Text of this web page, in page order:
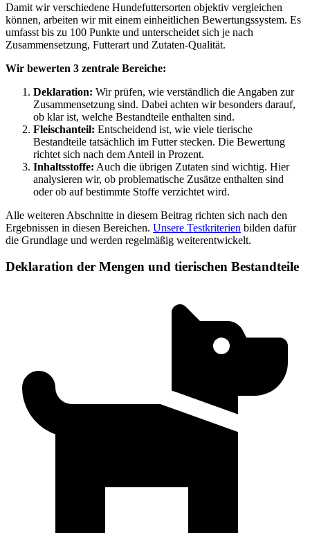
Damit wir verschiedene Hundefuttersorten objektiv vergleichen
können, arbeiten wir mit einem einheitlichen Bewertungssystem. Es
umfasst bis zu 100 Punkte und unterscheidet sich je nach
Zusammensetzung, Futterart und Zutaten-Qualität.
Wir bewerten 3 zentrale Bereiche:
Deklaration: Wir prüfen, wie verständlich die Angaben zur
Zusammensetzung sind. Dabei achten wir besonders darauf,
ob klar ist, welche Bestandteile enthalten sind.
Fleischanteil: Entscheidend ist, wie viele tierische
Bestandteile tatsächlich im Futter stecken. Die Bewertung
richtet sich nach dem Anteil in Prozent.
Inhaltsstoffe: Auch die übrigen Zutaten sind wichtig. Hier
analysieren wir, ob problematische Zusätze enthalten sind
oder ob auf bestimmte Stoffe verzichtet wird.
Alle weiteren Abschnitte in diesem Beitrag richten sich nach den
Ergebnissen in diesen Bereichen. Unsere Testkriterien bilden dafür
die Grundlage und werden regelmäßig weiterentwickelt.
Deklaration der Mengen und tierischen Bestandteile